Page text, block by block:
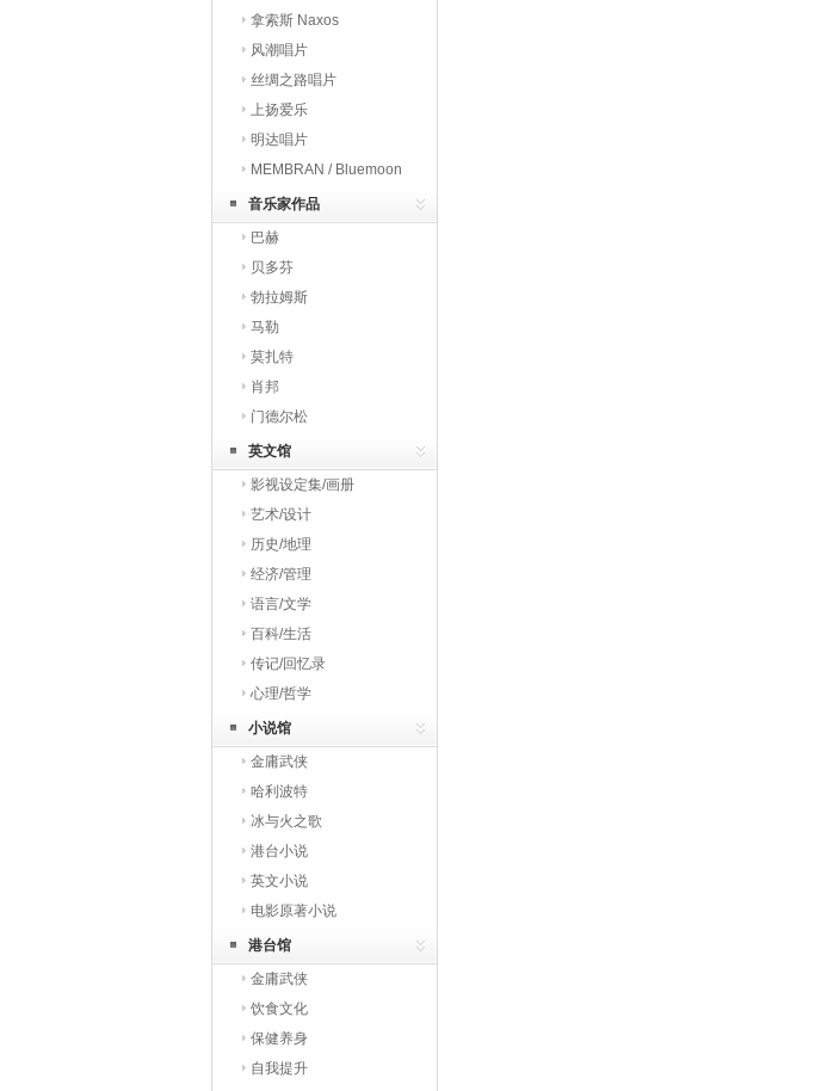
拿索斯 Naxos
风潮唱片
丝绸之路唱片
上扬爱乐
明达唱片
MEMBRAN / Bluemoon
音乐家作品
巴赫
贝多芬
勃拉姆斯
马勒
莫扎特
肖邦
门德尔松
英文馆
影视设定集/画册
艺术/设计
历史/地理
经济/管理
语言/文学
百科/生活
传记/回忆录
心理/哲学
小说馆
金庸武侠
哈利波特
冰与火之歌
港台小说
英文小说
电影原著小说
港台馆
金庸武侠
饮食文化
保健养身
自我提升